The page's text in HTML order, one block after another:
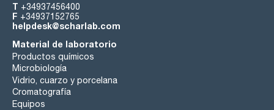
T +34937456400
F +34937152765
helpdesk@scharlab.com
Material de laboratorio
Productos químicos
Microbiología
Vidrio, cuarzo y porcelana
Cromatografía
Equipos